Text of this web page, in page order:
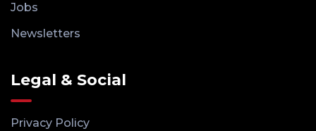
Jobs
Newsletters
Legal & Social
Privacy Policy